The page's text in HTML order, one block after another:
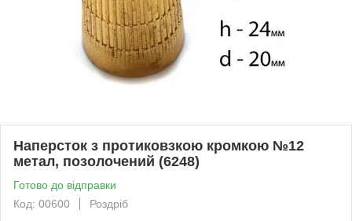
Наперсток з протиковзкою кромкою №12
метал, позолочений (6248)
Готово до відправки
Код: 00600
Роздріб